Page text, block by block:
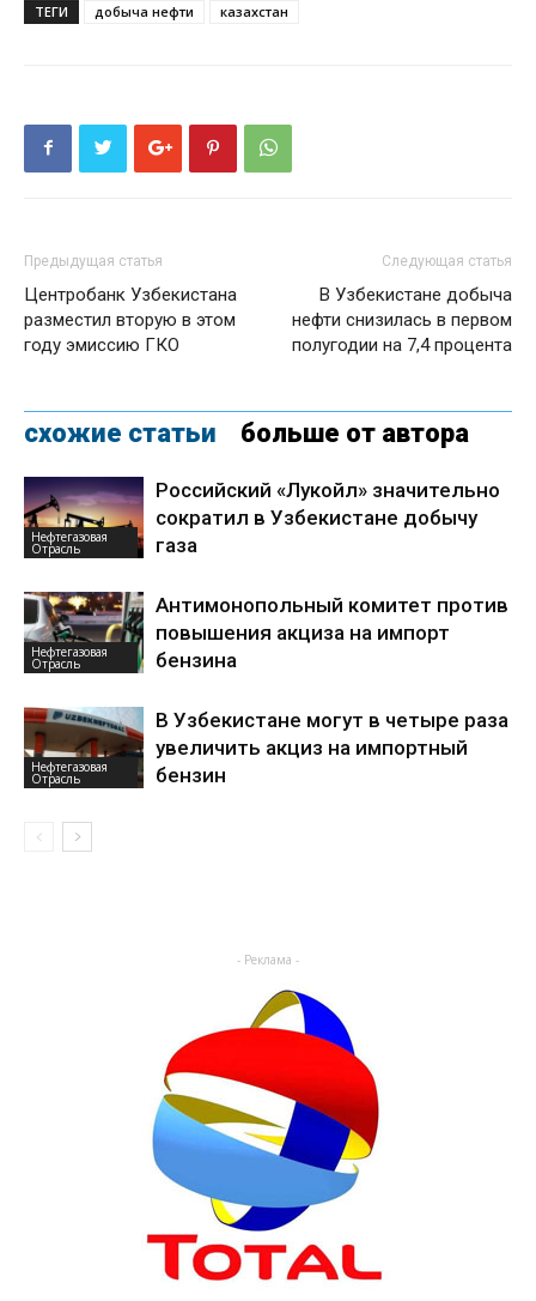
ТЕГИ добыча нефти казахстан
Предыдущая статья
Центробанк Узбекистана
разместил вторую в этом
году эмиссию ГКО
Следующая статья
В Узбекистане добыча
нефти снизилась в первом
полугодии на 7,4 процента
схожие статьи больше от автора
Нефтегазовая
Отрасль
Российский «Лукойл» значительно
сократил в Узбекистане добычу
газа
Нефтегазовая
Отрасль
Антимонопольный комитет против
повышения акциза на импорт
бензина
Нефтегазовая
Отрасль
В Узбекистане могут в четыре раза
увеличить акциз на импортный
бензин
- Реклама -